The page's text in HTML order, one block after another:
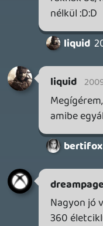
SENARA: THE SACRAMENT
Szektások, mélytengeri
óceánjáró. A SENARA-
becsapós.
2 órája
MEGJELENÉSI DÁTUMOK
Benne: Isle of Reveries,
Endless Vault, Fallen Tear: